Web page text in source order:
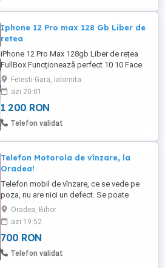
Iphone 12 Pro max 128 Gb Liber de
retea
iPhone 12 Pro Max 128gb Liber de rețea
FullBox Funcționează perfect 10 10 Face
ID funcțional totul original folie de sticlă
husă ,mai multe detalii la telefon.
Fetesti-Gara, Ialomita
azi 20:01
1 200 RON
Telefon validat
Telefon Motorola de vînzare, la
Oradea!
Telefon mobil de vînzare, ce se vede pe
poza, nu are nici un defect. Se poate
ridica ,în Oradea!
Oradea, Bihor
azi 19:52
700 RON
Telefon validat